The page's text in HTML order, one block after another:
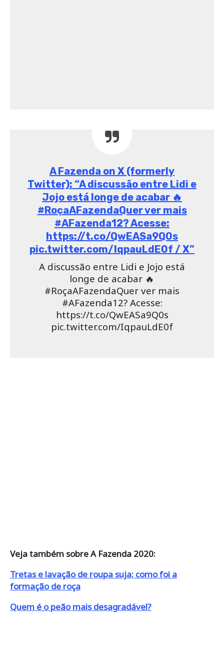
A Fazenda on X (formerly
Twitter): “A discussão entre Lidi e
Jojo está longe de acabar 🔥
#RoçaAFazendaQuer ver mais
#AFazenda12? Acesse:
https://t.co/QwEASa9Q0s
pic.twitter.com/IqpauLdE0f / X”
A discussão entre Lidi e Jojo está
longe de acabar 🔥
#RoçaAFazendaQuer ver mais
#AFazenda12? Acesse:
https://t.co/QwEASa9Q0s
pic.twitter.com/IqpauLdE0f
Veja também sobre A Fazenda 2020:
Tretas e lavação de roupa suja; como foi a
formação de roça
Quem é o peão mais desagradável?